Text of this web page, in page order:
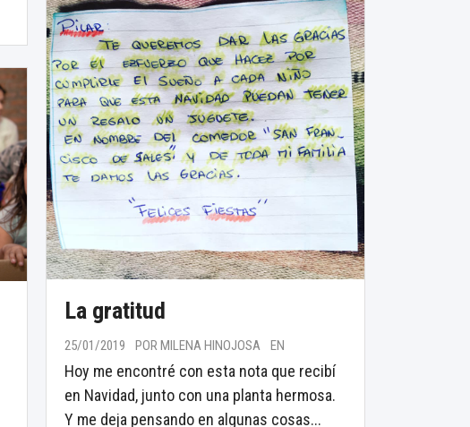
La gratitud
25/01/2019 POR MILENA HINOJOSA EN
Hoy me encontré con esta nota que recibí
en Navidad, junto con una planta hermosa.
Y me deja pensando en algunas cosas...